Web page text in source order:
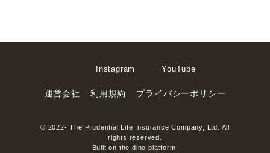
Instagram YouTube
運営会社 利用規約 プライバシーポリシー
© 2022- The Prudential Life Insurance Company, Ltd. All
rights reserved.
Built on the dino platform